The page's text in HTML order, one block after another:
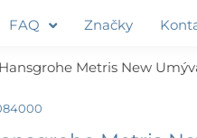
FAQ Značky
Hansgrohe Metris New